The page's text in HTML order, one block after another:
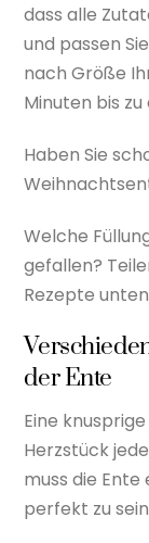
dass alle
und passen
nach Größe
Minuten bis
Haben Sie
Welche
gefallen?
Rezepte
der Ente
Eine
Herzstück
muss die
perfekt zu